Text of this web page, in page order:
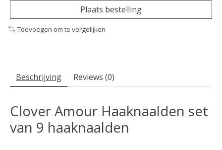
Plaats bestelling
Toevoegen om te vergelijken
Beschrijving Reviews (0)
Clover Amour Haaknaalden set
van 9 haaknaalden